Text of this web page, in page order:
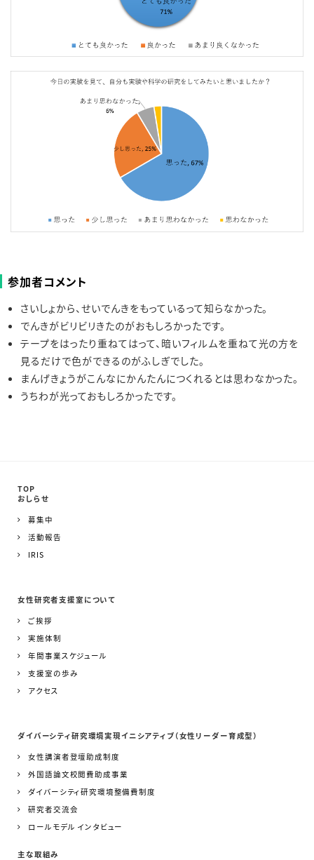
参加者コメント
さいしょから、せいでんきをもっているって知らなかった。
でんきがビリビリきたのがおもしろかったです。
テープをはったり重ねてはって、暗いフィルムを重ねて光の方を
見るだけで色ができるのがふしぎでした。
まんげきょうがこんなにかんたんにつくれるとは思わなかった。
うちわが光っておもしろかったです。
TOP
おしらせ
募集中
活動報告
IRIS
女性研究者支援室について
ご挨拶
実施体制
年間事業スケジュール
支援室の歩み
アクセス
ダイバーシティ研究環境実現イニシアティブ（女性リーダー育成型）
女性講演者登壇助成制度
外国語論文校閲費助成事業
ダイバーシティ研究環境整備費制度
研究者交流会
ロールモデル インタビュー
主な取組み